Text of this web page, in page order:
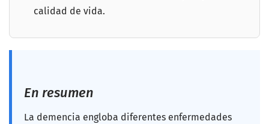
calidad de vida.
En resumen
La demencia engloba diferentes enfermedades